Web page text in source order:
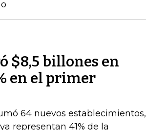
$8,5 billones en
en el primer
64 nuevos establecimientos,
representan 41% de la